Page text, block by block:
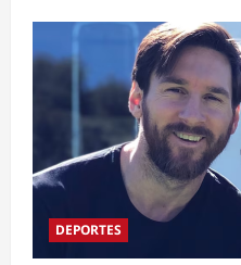
DEPORTES